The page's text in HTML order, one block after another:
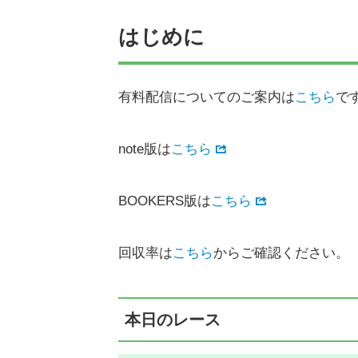
はじめに
有料配信についてのご案内はこちらで
note版はこちら
BOOKERS版はこちら
回収率はこちらからご確認ください。
本日のレース